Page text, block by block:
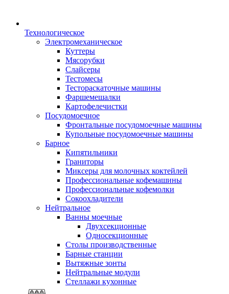
Технологическое
Электромеханическое
Куттеры
Мясорубки
Слайсеры
Тестомесы
Тестораскаточные машины
Фаршемешалки
Картофелечистки
Посудомоечное
Фронтальные посудомоечные машины
Купольные посудомоечные машины
Барное
Кипятильники
Граниторы
Миксеры для молочных коктейлей
Профессиональные кофемашины
Профессиональные кофемолки
Сокоохладители
Нейтральное
Ванны моечные
Двухсекционные
Односекционные
Столы производственные
Барные станции
Вытяжные зонты
Нейтральные модули
Стеллажи кухонные